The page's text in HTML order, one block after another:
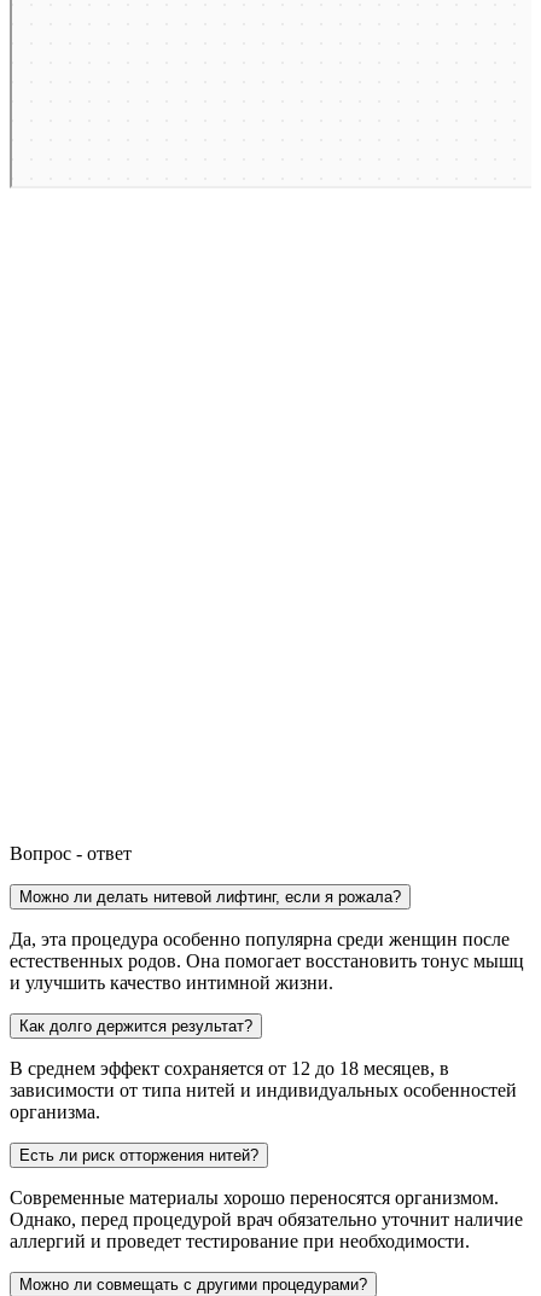
Вопрос - ответ
Можно ли делать нитевой лифтинг, если я рожала?
Да, эта процедура особенно популярна среди женщин после
естественных родов. Она помогает восстановить тонус мышц
и улучшить качество интимной жизни.
Как долго держится результат?
В среднем эффект сохраняется от 12 до 18 месяцев, в
зависимости от типа нитей и индивидуальных особенностей
организма.
Есть ли риск отторжения нитей?
Современные материалы хорошо переносятся организмом.
Однако, перед процедурой врач обязательно уточнит наличие
аллергий и проведет тестирование при необходимости.
Можно ли совмещать с другими процедурами?